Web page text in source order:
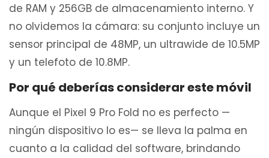
de RAM y 256GB de almacenamiento interno. Y
no olvidemos la cámara: su conjunto incluye un
sensor principal de 48MP, un ultrawide de 10.5MP
y un telefoto de 10.8MP.
Por qué deberías considerar este móvil
Aunque el Pixel 9 Pro Fold no es perfecto —
ningún dispositivo lo es— se lleva la palma en
cuanto a la calidad del software, brindando